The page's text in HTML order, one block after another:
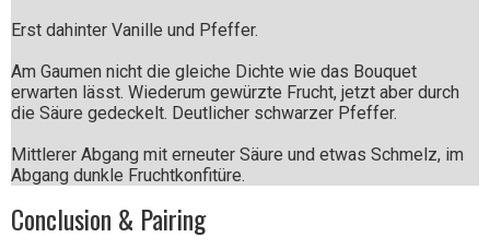
Erst dahinter Vanille und Pfeffer.
Am Gaumen nicht die gleiche Dichte wie das Bouquet
erwarten lässt. Wiederum gewürzte Frucht, jetzt aber durch
die Säure gedeckelt. Deutlicher schwarzer Pfeffer.
Mittlerer Abgang mit erneuter Säure und etwas Schmelz, im
Abgang dunkle Fruchtkonfitüre.
Conclusion & Pairing